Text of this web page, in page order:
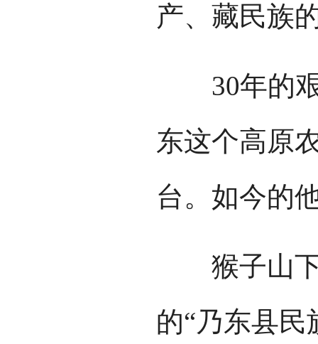
产、藏民族
30年的艰
东这个高原
台。如今的
猴子山下
的“乃东县